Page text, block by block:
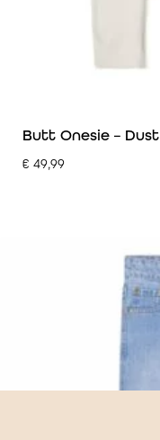
Butt Onesie – Dust
€ 49,99